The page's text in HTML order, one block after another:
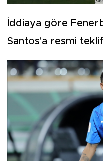
İddiaya göre
Santos'a resmi